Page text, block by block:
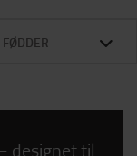
FØDDER
designet til